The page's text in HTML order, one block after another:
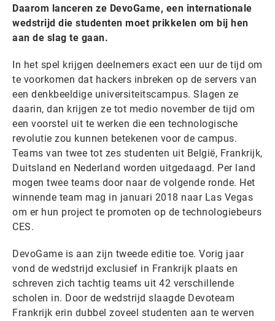
Daarom lanceren ze DevoGame, een internationale
wedstrijd die studenten moet prikkelen om bij hen
aan de slag te gaan.
In het spel krijgen deelnemers exact een uur de tijd om
te voorkomen dat hackers inbreken op de servers van
een denkbeeldige universiteitscampus. Slagen ze
daarin, dan krijgen ze tot medio november de tijd om
een voorstel uit te werken die een technologische
revolutie zou kunnen betekenen voor de campus.
Teams van twee tot zes studenten uit België, Frankrijk,
Duitsland en Nederland worden uitgedaagd. Per land
mogen twee teams door naar de volgende ronde. Het
winnende team mag in januari 2018 naar Las Vegas
om er hun project te promoten op de technologiebeurs
CES.
DevoGame is aan zijn tweede editie toe. Vorig jaar
vond de wedstrijd exclusief in Frankrijk plaats en
schreven zich tachtig teams uit 42 verschillende
scholen in. Door de wedstrijd slaagde Devoteam
Frankrijk erin dubbel zoveel studenten aan te werven